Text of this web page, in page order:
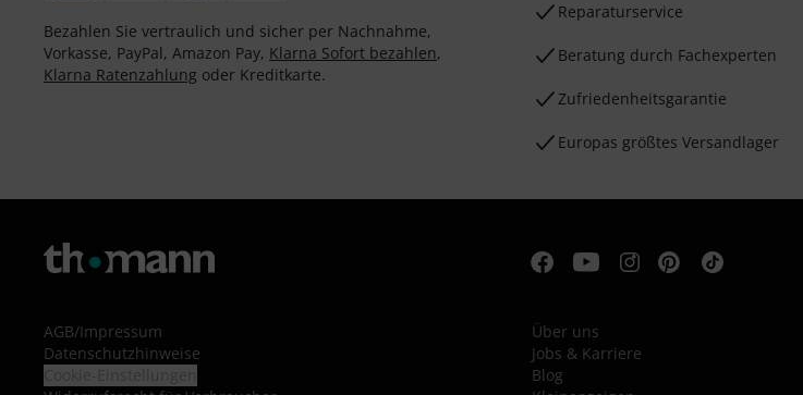
Bezahlen Sie vertraulich und sicher per Nachnahme,
Vorkasse, PayPal, Amazon Pay, Klarna Sofort bezahlen,
Klarna Ratenzahlung oder Kreditkarte.
Reparaturservice
Beratung durch Fachexperten
Zufriedenheitsgarantie
Europas größtes Versandlager
AGB/Impressum
Datenschutzhinweise
Über uns
Jobs & Karriere
Blog